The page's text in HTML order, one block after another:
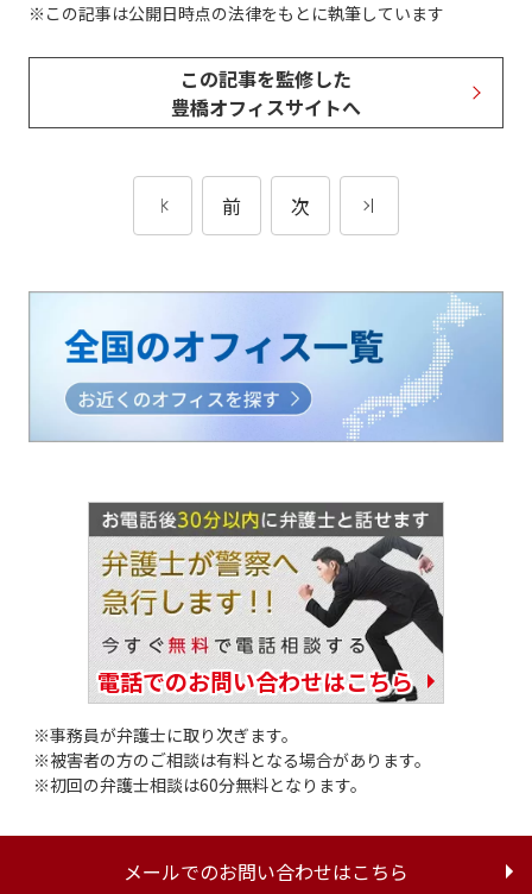
この記事は公開日時点の法律をもとに執筆しています
この記事を監修した
豊橋オフィスサイトへ
前 次
電話でのお問い合わせはこちら
事務員が弁護士に取り次ぎます。
被害者の方のご相談は有料となる場合があります。
初回の弁護士相談は60分無料となります。
メールでのお問い合わせはこちら